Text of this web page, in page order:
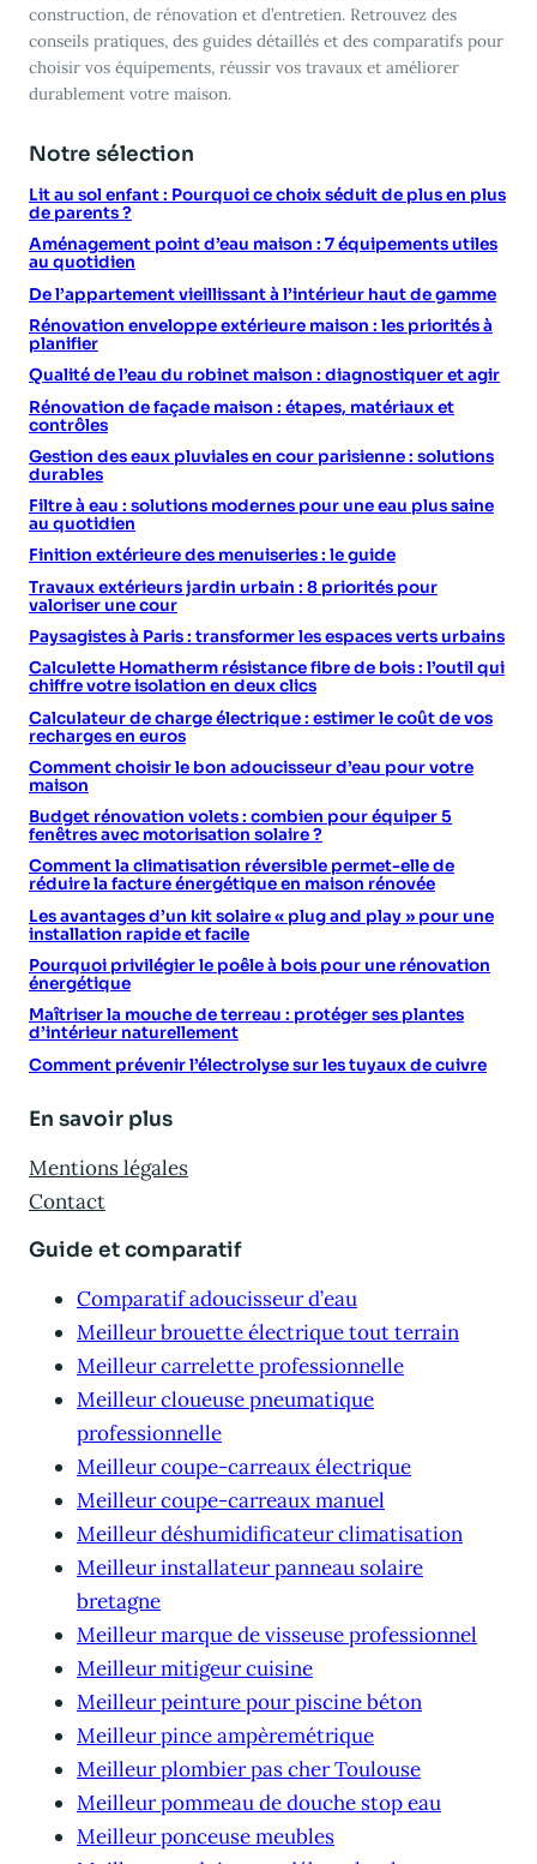
construction, de rénovation et d’entretien. Retrouvez des
conseils pratiques, des guides détaillés et des comparatifs pour
choisir vos équipements, réussir vos travaux et améliorer
durablement votre maison.
Notre sélection
Lit au sol enfant : Pourquoi ce choix séduit de plus en plus
de parents ?
Aménagement point d’eau maison : 7 équipements utiles
au quotidien
De l’appartement vieillissant à l’intérieur haut de gamme
Rénovation enveloppe extérieure maison : les priorités à
planifier
Qualité de l’eau du robinet maison : diagnostiquer et agir
Rénovation de façade maison : étapes, matériaux et
contrôles
Gestion des eaux pluviales en cour parisienne : solutions
durables
Filtre à eau : solutions modernes pour une eau plus saine
au quotidien
Finition extérieure des menuiseries : le guide
Travaux extérieurs jardin urbain : 8 priorités pour
valoriser une cour
Paysagistes à Paris : transformer les espaces verts urbains
Calculette Homatherm résistance fibre de bois : l’outil qui
chiffre votre isolation en deux clics
Calculateur de charge électrique : estimer le coût de vos
recharges en euros
Comment choisir le bon adoucisseur d’eau pour votre
maison
Budget rénovation volets : combien pour équiper 5
fenêtres avec motorisation solaire ?
Comment la climatisation réversible permet-elle de
réduire la facture énergétique en maison rénovée
Les avantages d’un kit solaire « plug and play » pour une
installation rapide et facile
Pourquoi privilégier le poêle à bois pour une rénovation
énergétique
Maîtriser la mouche de terreau : protéger ses plantes
d’intérieur naturellement
Comment prévenir l’électrolyse sur les tuyaux de cuivre
En savoir plus
Mentions légales
Contact
Guide et comparatif
Comparatif adoucisseur d’eau
Meilleur brouette électrique tout terrain
Meilleur carrelette professionnelle
Meilleur cloueuse pneumatique
professionnelle
Meilleur coupe-carreaux électrique
Meilleur coupe-carreaux manuel
Meilleur déshumidificateur climatisation
Meilleur installateur panneau solaire
bretagne
Meilleur marque de visseuse professionnel
Meilleur mitigeur cuisine
Meilleur peinture pour piscine béton
Meilleur pince ampèremétrique
Meilleur plombier pas cher Toulouse
Meilleur pommeau de douche stop eau
Meilleur ponceuse meubles